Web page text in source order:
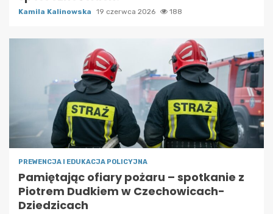
Kamila Kalinowska 19 czerwca 2026 188
PREWENCJA I EDUKACJA POLICYJNA
Pamiętając ofiary pożaru – spotkanie z
Piotrem Dudkiem w Czechowicach-
Dziedzicach